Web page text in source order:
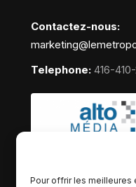
Pour offrir les
Contactez-nous:
Telephone: 416-